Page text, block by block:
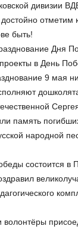
дивизии
быть!
Дня
в День
9 мая
память
народной
состоится в